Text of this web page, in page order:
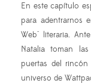
En este capítulo
para adentrarnos
Web" literaria.
Natalia toman
puertas del
universo de